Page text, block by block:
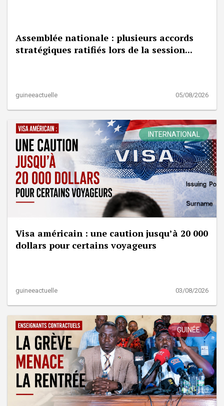
Assemblée nationale : plusieurs accords
stratégiques ratifiés lors de la session...
guineeactuelle 05/08/2026
INTERNATIONAL
Visa américain : une caution jusqu’à 20 000
dollars pour certains voyageurs
guineeactuelle 03/08/2026
GUINÉE